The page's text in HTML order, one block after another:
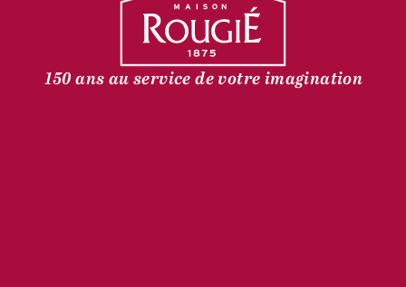
150 ans au service de votre imagination